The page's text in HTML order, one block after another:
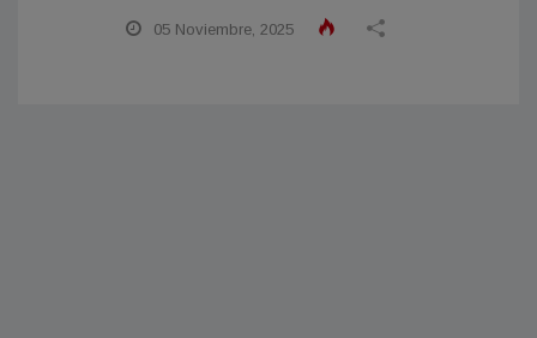
05 Noviembre, 2025